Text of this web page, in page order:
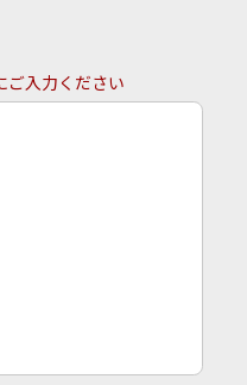
入力ください